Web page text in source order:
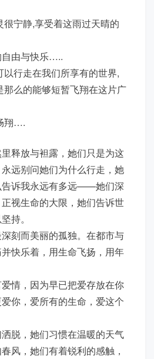
宁静,享受着这雨过天晴的
自由与快乐…..
行走在我们所享有的世界,
么的能够短暂飞翔在这片广
翔….
释放与袒露，她们只是为这
远别问她们为什么行走，她
告诉我永远有多远——她们深
视生命的大限，她们告诉世
持。
而美丽的孤独。在都市与
快乐着，用生命飞扬，用年
，因为早已把爱存放在你
你，爱所有的生命，爱这个
，她们习惯在温暖的天气
风，她们有着锐利的感触，